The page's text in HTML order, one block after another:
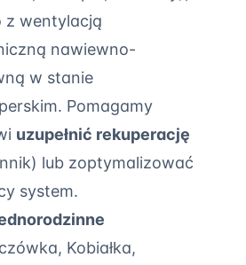
z wentylacją
nawiewno-
w stanie
Pomagamy
uzupełnić rekuperację
lub zoptymalizować
system.
Kobiałka,